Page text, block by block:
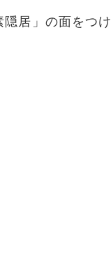
居」の面をつけ